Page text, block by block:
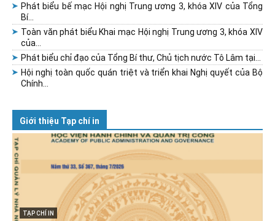
Phát biểu bế mạc Hội nghị Trung ương 3, khóa XIV của Tổng
Bí...
Toàn văn phát biểu Khai mạc Hội nghị Trung ương 3, khóa XIV
của...
Phát biểu chỉ đạo của Tổng Bí thư, Chủ tịch nước Tô Lâm tại...
Hội nghị toàn quốc quán triệt và triển khai Nghị quyết của Bộ
Chính...
Giới thiệu Tạp chí in
TẠP CHÍ IN